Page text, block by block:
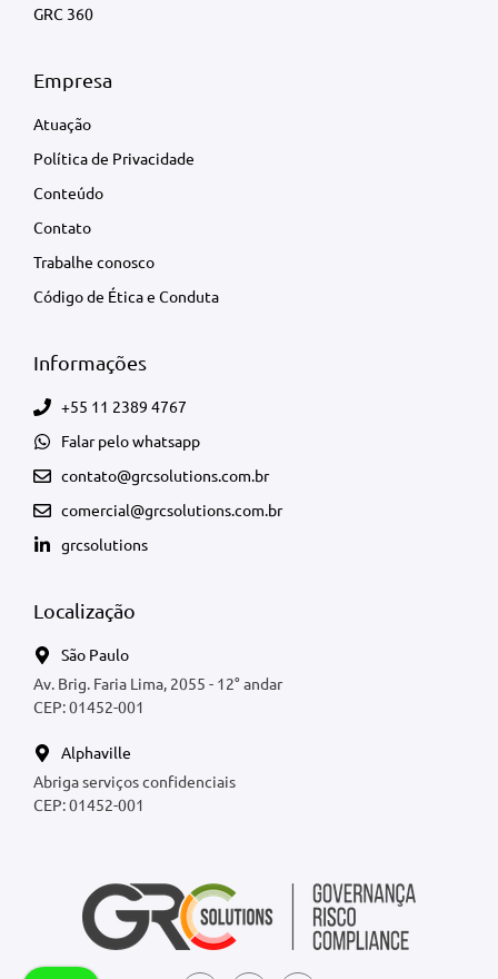
GRC 360
Empresa
Atuação
Política de Privacidade
Conteúdo
Contato
Trabalhe conosco
Código de Ética e Conduta
Informações
+55 11 2389 4767
Falar pelo whatsapp
contato@grcsolutions.com.br
comercial@grcsolutions.com.br
grcsolutions
Localização
São Paulo
Av. Brig. Faria Lima, 2055 - 12° andar
CEP: 01452-001
Alphaville
Abriga serviços confidenciais
CEP: 01452-001